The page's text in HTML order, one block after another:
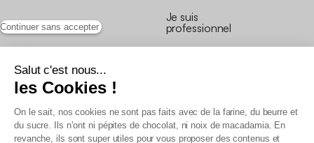
Continuer sans accepter
Salut c'est nous...
les Cookies !
On le sait, nos cookies ne sont pas faits avec de la farine, du beurre et
du sucre. Ils n’ont ni pépites de chocolat, ni noix de macadamia. En
revanche, ils sont super utiles pour vous proposer des contenus et
Je suis
professionnel
Conditions générales de vente
Conditions générales du programme de fidélité